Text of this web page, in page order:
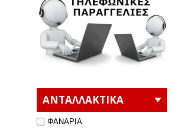
ΑΝΤΑΛΛΑΚΤΙΚΑ
ΦΑΝΑΡΙΑ